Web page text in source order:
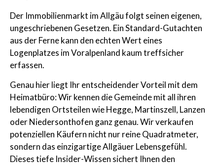
Der Immobilienmarkt im Allgäu folgt seinen eigenen,
ungeschriebenen Gesetzen. Ein Standard-Gutachten
aus der Ferne kann den echten Wert eines
Logenplatzes im Voralpenland kaum treffsicher
erfassen.
Genau hier liegt Ihr entscheidender Vorteil mit dem
Heimatbüro: Wir kennen die Gemeinde mit all ihren
lebendigen Ortsteilen wie Hegge, Martinszell, Lanzen
oder Niedersonthofen ganz genau. Wir verkaufen
potenziellen Käufern nicht nur reine Quadratmeter,
sondern das einzigartige Allgäuer Lebensgefühl.
Dieses tiefe Insider-Wissen sichert Ihnen den